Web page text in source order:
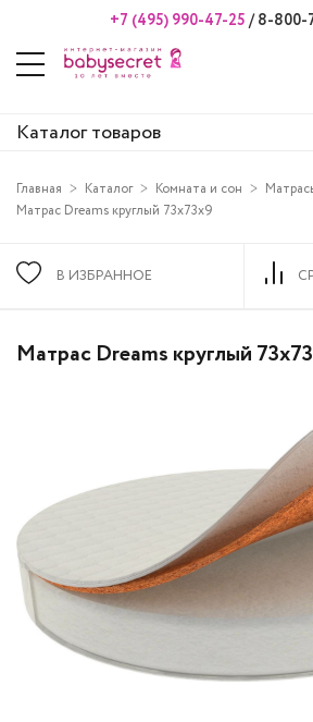
+7 (495) 990-47-25 /8-800-
Каталог товаров
Главная Каталог Комната и сон
Матрас Dreams круглый 73х73х9
В ИЗБРАННОЕ
Матрас Dreams круглый